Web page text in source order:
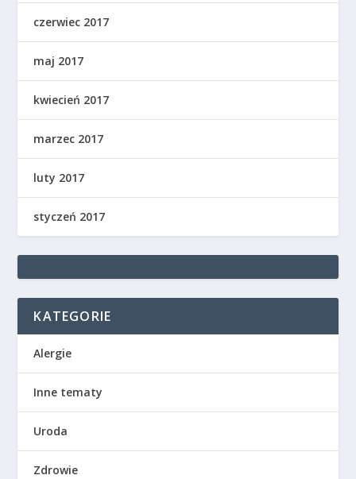
czerwiec 2017
maj 2017
kwiecień 2017
marzec 2017
luty 2017
styczeń 2017
KATEGORIE
Alergie
Inne tematy
Uroda
Zdrowie